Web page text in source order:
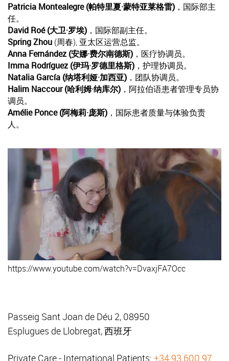
Patricia Montealegre (帕特里夏·蒙特亚莱格雷) ，国际部主
任。
David Roé (大卫·罗埃) ，国际部副主任。
Spring Zhou (周春), 亚太区运营总监。
Anna Fernández (安娜·费尔南德斯) ，医疗协调员。
Imma Rodríguez (伊玛·罗德里格斯) ，护理协调员。
Natalia García (纳塔利娅·加西亚) ，团队协调员。
Halim Naccour (哈利姆·纳库尔) ，阿拉伯语患者管理专员协
调员。
Amélie Ponce (阿梅莉·庞斯) ，国际患者质量与体验负责
人。
https://www.youtube.com/watch?v=DvaxjFA7Occ
Passeig Sant Joan de Déu 2, 08950
Esplugues de Llobregat, 西班牙
Private Care - International Patients: +34 93 600 97